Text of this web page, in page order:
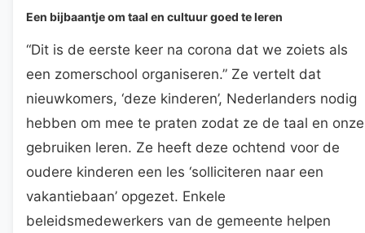
Een bijbaantje om taal en cultuur goed te leren
“Dit is de eerste keer na corona dat we zoiets als
een zomerschool organiseren.” Ze vertelt dat
nieuwkomers, ‘deze kinderen’, Nederlanders nodig
hebben om mee te praten zodat ze de taal en onze
gebruiken leren. Ze heeft deze ochtend voor de
oudere kinderen een les ‘solliciteren naar een
vakantiebaan’ opgezet. Enkele
beleidsmedewerkers van de gemeente helpen